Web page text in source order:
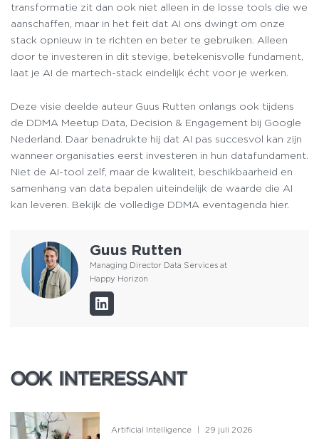
transformatie zit dan ook niet alleen in de losse tools die we
aanschaffen, maar in het feit dat AI ons dwingt om onze
stack opnieuw in te richten en beter te gebruiken. Alleen
door te investeren in dit stevige, betekenisvolle fundament,
laat je AI de martech-stack eindelijk écht voor je werken.
Deze visie deelde auteur Guus Rutten onlangs ook tijdens
de DDMA Meetup Data, Decision & Engagement bij Google
Nederland. Daar benadrukte hij dat AI pas succesvol kan zijn
wanneer organisaties eerst investeren in hun datafundament.
Niet de AI-tool zelf, maar de kwaliteit, beschikbaarheid en
samenhang van data bepalen uiteindelijk de waarde die AI
kan leveren. Bekijk de volledige DDMA eventagenda hier.
Guus Rutten
Managing Director Data Services at
Happy Horizon
OOK INTERESSANT
OOK INTERESSANT
Artificial Intelligence 29 juli 2026